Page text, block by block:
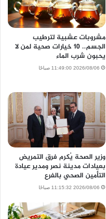
مشروبات عشبية لترطيب
الجسم.. 10 خيارات صحية لمن لا
يحبون شرب الماء
2026/08/06 11:49:00 صباحًا
وزير الصحة يُكرم فرق التمريض
بعيادات مدينة نصر ومدير عيادة
التأمين الصحي بالفرع
2026/08/06 11:15:32 صباحًا